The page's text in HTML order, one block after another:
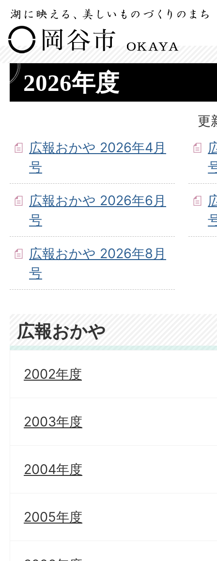
2026年度
更
広報おかや 2026年4月
号
広報おかや 2026年6月
号
広報おかや 2026年8月
号
広報おかや
2002年度
2003年度
2004年度
2005年度